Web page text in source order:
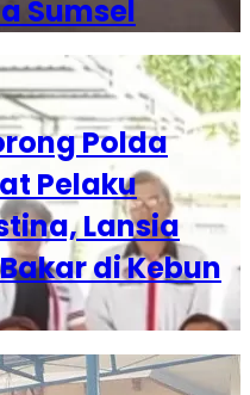
Sumsel
Polda
Pelaku
Lansia
di Kebun